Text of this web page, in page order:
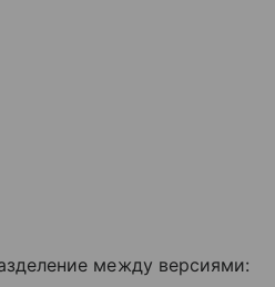
между версиями: